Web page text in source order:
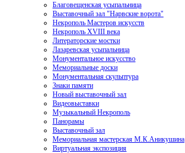
Благовещенская усыпальница
Выставочный зал "Нарвские ворота"
Некрополь Мастеров искусств
Некрополь XVIII века
Литераторские мостки
Лазаревская усыпальница
Монументальное искусство
Мемориальные доски
Монументальная скульптура
Знаки памяти
Новый выставочный зал
Видеовыставки
Музыкальный Некрополь
Панорамы
Выставочный зал
Мемориальная мастерская М.К.Аникушина
Виртуальная экспозиция